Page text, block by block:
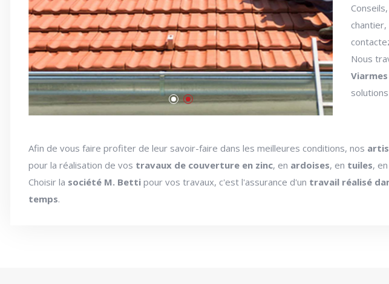
Nous
Viarmes
Afin de vous faire profiter de leur savoir-faire dans les meilleures conditions, nos
pour la réalisation de vos travaux de couverture en zinc, en ardoises, en tuiles, en
Choisir la société M. Betti pour vos travaux, c'est l'assurance d'un travail réalisé
temps.